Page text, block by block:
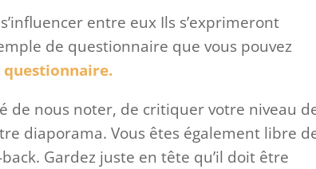
entre eux Ils s’exprimeront
de questionnaire que vous pouvez
de nous noter, de critiquer votre niveau
diaporama. Vous êtes également libre
Gardez juste en tête qu’il doit être